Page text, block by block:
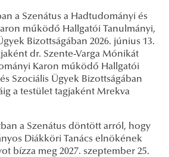
a Szenátus a Hadtudományi és
működő Hallgatói Tanulmányi,
Bizottságában 2026. június 13.
dr. Szente-Varga Mónikát
Karon működő Hallgatói
Szociális Ügyek Bizottságában
a testület tagjaként Mrekva
a Szenátus döntött arról, hogy
Diákköri Tanács elnökének
bízza meg 2027. szeptember 25.